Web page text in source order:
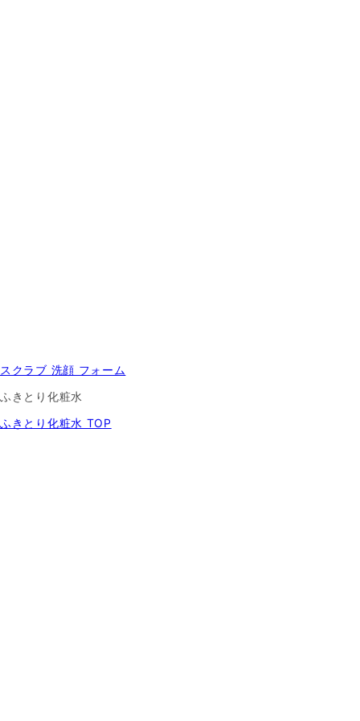
スクラブ 洗顔 フォーム
ふきとり化粧水
ふきとり化粧水 TOP